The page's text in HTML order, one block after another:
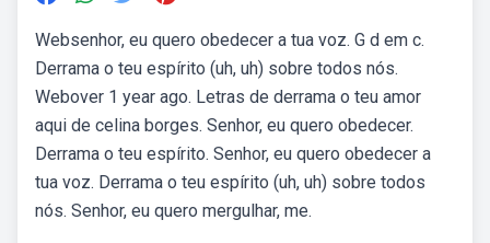
Websenhor, eu quero obedecer a tua voz. G d em c.
Derrama o teu espírito (uh, uh) sobre todos nós.
Webover 1 year ago. Letras de derrama o teu amor
aqui de celina borges. Senhor, eu quero obedecer.
Derrama o teu espírito. Senhor, eu quero obedecer a
tua voz. Derrama o teu espírito (uh, uh) sobre todos
nós. Senhor, eu quero mergulhar, me.